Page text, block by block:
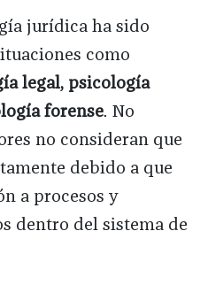
jurídica ha sido
como
legal, psicología
forense. No
no consideran que
debido a que
a procesos y
dentro del sistema de